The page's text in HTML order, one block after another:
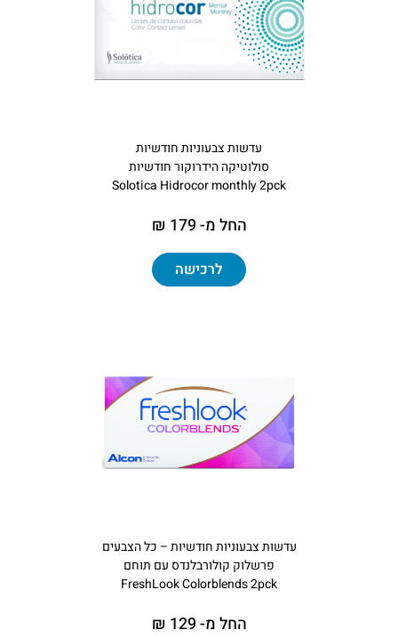
עדשות צבעוניות חודשיות
סולוטיקה הידרוקור חודשיות
Solotica Hidrocor monthly 2pck
החל מ- 179 ₪
לרכישה
עדשות צבעוניות חודשיות – כל הצבעים
פרשלוק קולורבלנדס עם תוחם
FreshLook Colorblends 2pck
החל מ- 129 ₪